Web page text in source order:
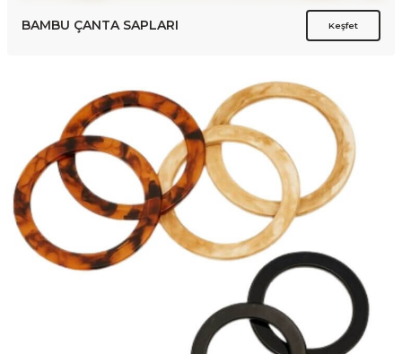
BAMBU ÇANTA SAPLARI Keşfet